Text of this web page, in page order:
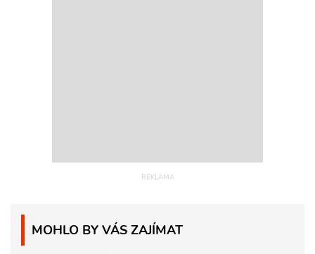
MOHLO BY VÁS ZAJÍMAT